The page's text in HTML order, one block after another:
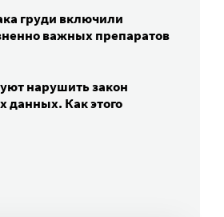
груди включили
важных препаратов
нарушить закон
данных. Как этого